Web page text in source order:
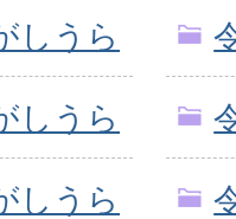
しうら
しうら
しうら